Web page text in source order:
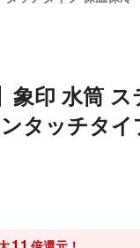
象印 水筒
タッチタイ